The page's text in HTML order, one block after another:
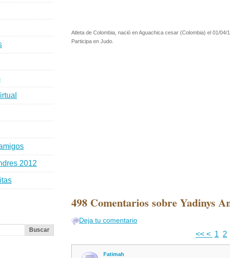
Atleta de Colombia, nació en Aguachica cesar (Colombia) el 01/04/
Participa en Judo.
498 Comentarios sobre Yadinys
Deja tu comentario
<< < 1 2
Fatimah
2012